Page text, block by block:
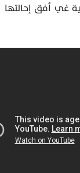
غي أفق إحالتها